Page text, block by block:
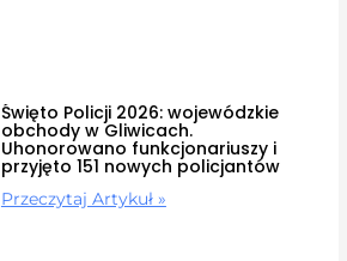
Święto Policji 2026: wojewódzkie
obchody w Gliwicach.
Uhonorowano funkcjonariuszy i
przyjęto 151 nowych policjantów
Przeczytaj Artykuł »